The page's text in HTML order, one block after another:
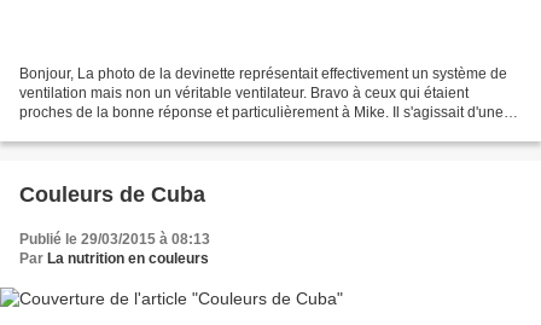
Bonjour, La photo de la devinette représentait effectivement un système de
ventilation mais non un véritable ventilateur. Bravo à ceux qui étaient
proches de la bonne réponse et particulièrement à Mike. Il s'agissait d'une
Couleurs de Cuba
Publié le 29/03/2015 à 08:13
Par La nutrition en couleurs